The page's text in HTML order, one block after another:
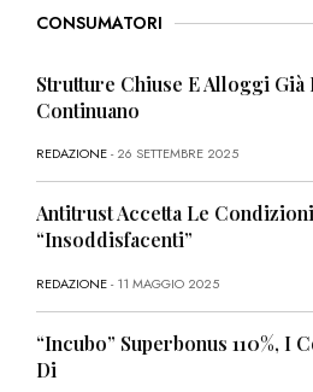
CONSUMATORI
Strutture Chiuse E Alloggi Già
Continuano
REDAZIONE- 26 SETTEMBRE 2025
Antitrust Accetta Le
“Insoddisfacenti”
REDAZIONE- 11 MAGGIO 2025
“Incubo” Superbonus 110%, I
Di